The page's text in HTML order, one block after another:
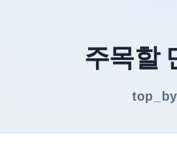
주목할